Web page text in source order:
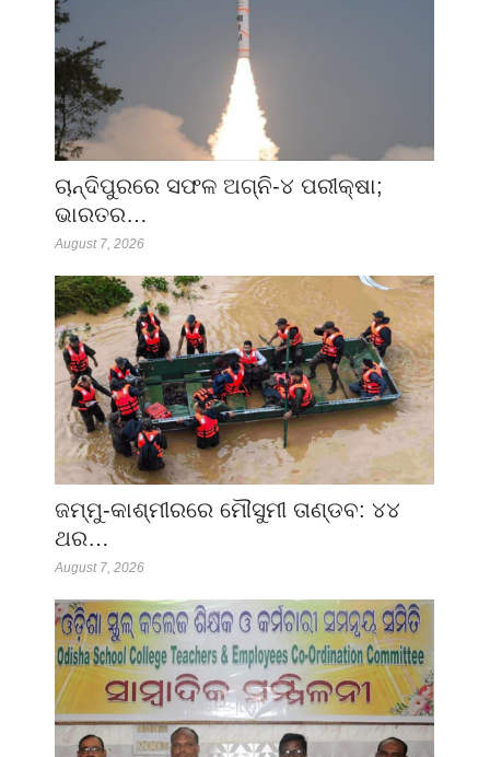
ଚାନ୍ଦିପୁରରେ ସଫଳ ଅଗ୍ନି-୪ ପରୀକ୍ଷା;
ଭାରତର…
August 7, 2026
ଜମ୍ମୁ-କାଶ୍ମୀରରେ ମୌସୁମୀ ତାଣ୍ଡବ: ୪୪
ଥର…
August 7, 2026